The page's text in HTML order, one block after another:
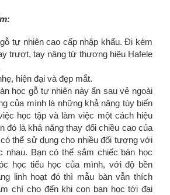
tự nhiên cao cấp nhập khẩu. Đi kèm
trượt, tay nâng từ thương hiệu Hafele
hiện đại và đẹp mắt.
học gỗ tự nhiên này ẩn sau vẻ ngoài
của mình là những khả năng tùy biến
học tập và làm việc một cách hiệu
đó là khả năng thay đổi chiều cao của
thể sử dụng cho nhiều đối tượng với
nhau. Bạn có thể sắm chiếc bàn học
học tiểu học của mình, với độ bền
linh hoạt đó thì mẫu bàn vẫn thích
chí cho đến khi con bạn học tới đại